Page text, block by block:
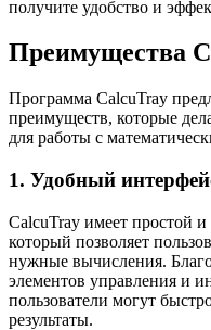
получите удобство и
Преимущества
Программа CalcuTray
преимуществ, которые
для работы с
1. Удобный
CalcuTray имеет простой
который позволяет
нужные вычисления.
элементов управления и
пользователи могут
результаты.